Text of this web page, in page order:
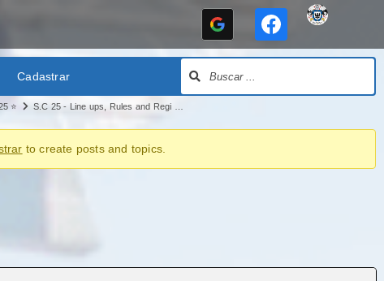
Cadastrar
⭐ S.C 25 - Line ups, Rules and Regi …
to create posts and topics.